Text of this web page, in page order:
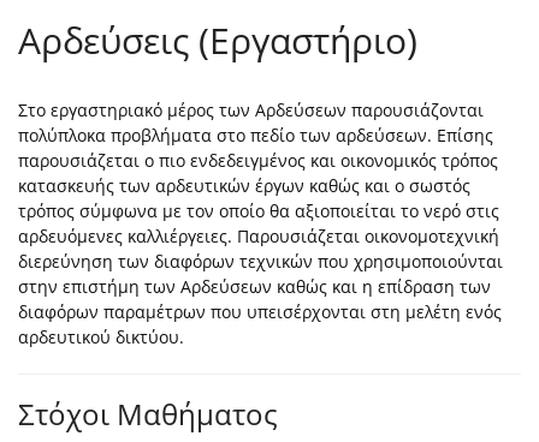
Αρδεύσεις (Εργαστήριο)
Στο εργαστηριακό μέρος των Αρδεύσεων παρουσιάζονται
πολύπλοκα προβλήματα στο πεδίο των αρδεύσεων. Επίσης
παρουσιάζεται ο πιο ενδεδειγμένος και οικονομικός τρόπος
κατασκευής των αρδευτικών έργων καθώς και ο σωστός
τρόπος σύμφωνα με τον οποίο θα αξιοποιείται το νερό στις
αρδευόμενες καλλιέργειες. Παρουσιάζεται οικονομοτεχνική
διερεύνηση των διαφόρων τεχνικών που χρησιμοποιούνται
στην επιστήμη των Αρδεύσεων καθώς και η επίδραση των
διαφόρων παραμέτρων που υπεισέρχονται στη μελέτη ενός
αρδευτικού δικτύου.
Στόχοι Μαθήματος